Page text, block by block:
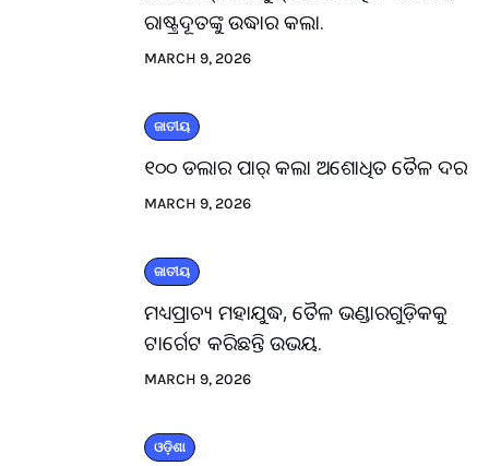
ରାଷ୍ଟ୍ରଦୂତଙ୍କୁ ଉଦ୍ଧାର କଲା.
MARCH 9, 2026
ଜାତୀୟ
୧୦୦ ଡଲାର ପାର୍ କଲା ଅଶୋଧିତ ତୈଳ ଦର
MARCH 9, 2026
ଜାତୀୟ
ମଧ୍ୟପ୍ରାଚ୍ୟ ମହାଯୁଦ୍ଧ, ତୈଳ ଭଣ୍ଡାରଗୁଡ଼ିକକୁ
ଟାର୍ଗେଟ କରିଛନ୍ତି ଉଭୟ.
MARCH 9, 2026
ଓଡ଼ିଶା